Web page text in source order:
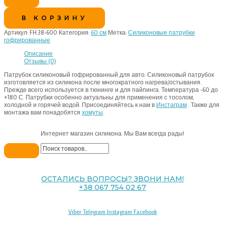
В КОРЗИНУ
Артикул: FH.38-600 Категория: 60 см Метка: Силиконовые патрубки
гофрированные
Описание
Отзывы (0)
Патрубок силиконовый гофрированный для авто. Силиконовый патрубок
изготовляется из силикона после многократного нагрева/остывания.
Прежде всего используется в тюнинге и для пайпинга. Температура -60 до
+180 С. Патрубки особенно актуальны для применения с тосолом,
холодной и горячей водой. Присоединяйтесь к нам в Инстаграм . Также для
монтажа вам понадобятся хомуты.
Интернет магазин силикона. Мы Вам всегда рады!
ОСТАЛИСЬ ВОПРОСЫ? ЗВОНИ НАМ!
+38 067 754 02 67
Viber Telegram Instagram Facebook